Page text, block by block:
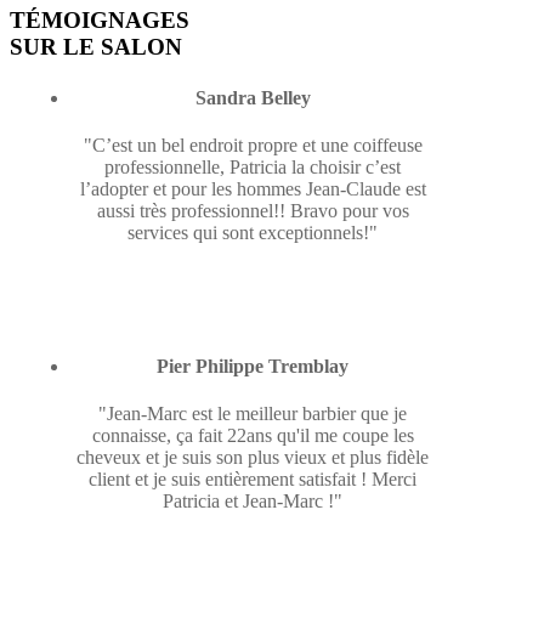
TÉMOIGNAGES
SUR LE SALON
Sandra Belley
"C’est un bel endroit propre et une coiffeuse
professionnelle, Patricia la choisir c’est
l’adopter et pour les hommes Jean-Claude est
aussi très professionnel!! Bravo pour vos
services qui sont exceptionnels!"
Pier Philippe Tremblay
"Jean-Marc est le meilleur barbier que je
connaisse, ça fait 22ans qu'il me coupe les
cheveux et je suis son plus vieux et plus fidèle
client et je suis entièrement satisfait ! Merci
Patricia et Jean-Marc !"